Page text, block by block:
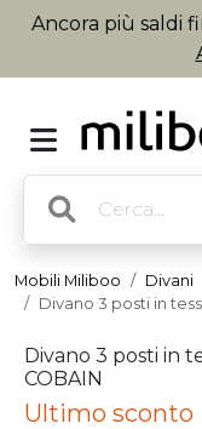
Ancora più saldi
Mobili Miliboo Divani
Divano 3 posti in
Divano 3 posti in
COBAIN
Ultimo sconto